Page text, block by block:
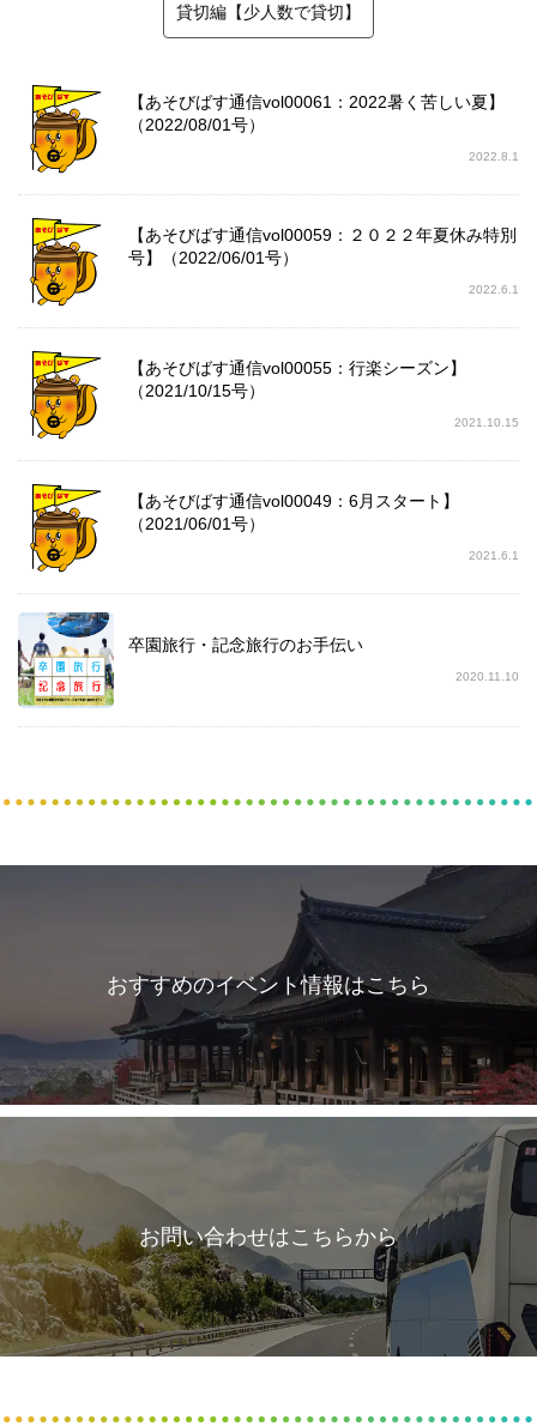
貸切編【少人数で貸切】
【あそびばす通信vol00061：2022暑く苦しい夏】
（2022/08/01号）
2022.8.1
【あそびばす通信vol00059：２０２２年夏休み特別
号】（2022/06/01号）
2022.6.1
【あそびばす通信vol00055：行楽シーズン】
（2021/10/15号）
2021.10.15
【あそびばす通信vol00049：6月スタート】
（2021/06/01号）
2021.6.1
卒園旅行・記念旅行のお手伝い
2020.11.10
おすすめのイベント情報はこちら
お問い合わせはこちらから